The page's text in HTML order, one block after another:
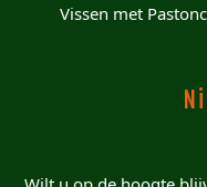
Vissen met